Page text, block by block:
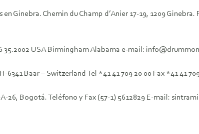
Ginebra. Chemin du Champ d’Anier 17-19, 1209 Ginebra.
35.2002 USA Birmingham Alabama e-mail:
6341 Baar – Switzerland Tel *41 41 709 20 00 Fax *41 41
26, Bogotá. Teléfono y Fax (57-1) 5612829 E-mail: